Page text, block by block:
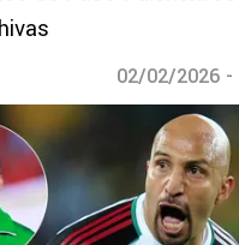
02/02/2026 -